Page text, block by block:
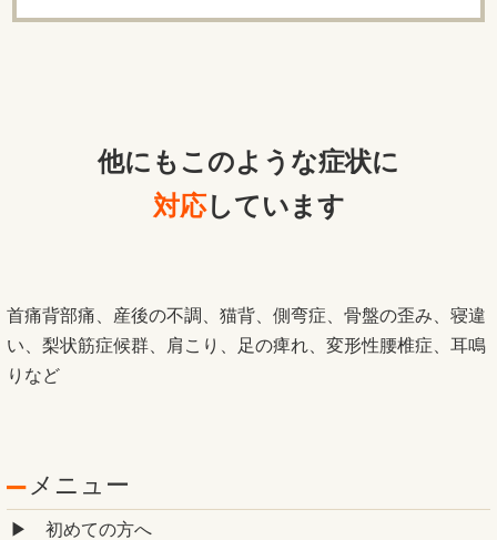
他にもこのような症状に
対応しています
首痛背部痛、産後の不調、猫背、側弯症、骨盤の歪み、寝違
い、梨状筋症候群、肩こり、足の痺れ、変形性腰椎症、耳鳴
りなど
メニュー
初めての方へ